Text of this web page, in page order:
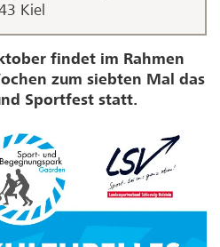
Kiel
findet im Rahmen
zum siebten Mal das
Sportfest statt.